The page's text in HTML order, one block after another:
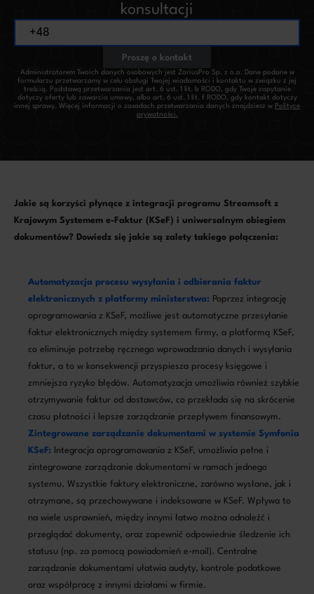
konsultacji
Proszę o kontakt
Administratorem Twoich danych osobowych jest ZoriusPro Sp. z o.o. Dane podane w
formularzu przetwarzamy w celu obsługi Twojej wiadomości i kontaktu w związku z jej
treścią. Podstawą przetwarzania jest art. 6 ust. 1 lit. b RODO, gdy Twoje zapytanie
dotyczy oferty lub zawarcia umowy, albo art. 6 ust. 1 lit. f RODO, gdy kontakt dotyczy
innej sprawy. Więcej informacji o zasadach przetwarzania danych znajdziesz w Polityce
prywatności.
Jakie są korzyści płynące z integracji programu Streamsoft z
Krajowym Systemem e-Faktur (KSeF) i uniwersalnym obiegiem
dokumentów? Dowiedz się jakie są zalety takiego połączenia:
Automatyzacja procesu wysyłania i odbierania faktur
elektronicznych z platformy ministerstwa: Poprzez integrację
oprogramowania z KSeF, możliwe jest automatyczne przesyłanie
faktur elektronicznych między systemem firmy, a platformą KSeF,
co eliminuje potrzebę ręcznego wprowadzania danych i wysyłania
faktur, a to w konsekwencji przyspiesza procesy księgowe i
zmniejsza ryzyko błędów. Automatyzacja umożliwia również szybkie
otrzymywanie faktur od dostawców, co przekłada się na skrócenie
czasu płatności i lepsze zarządzanie przepływem finansowym.
Zintegrowane zarządzanie dokumentami w systemie Symfonia
KSeF: Integracja oprogramowania z KSeF, umożliwia pełne i
zintegrowane zarządzanie dokumentami w ramach jednego
systemu. Wszystkie faktury elektroniczne, zarówno wysłane, jak i
otrzymane, są przechowywane i indeksowane w KSeF. Wpływa to
na wiele usprawnień, między innymi łatwo można odnaleźć i
przeglądać dokumenty, oraz zapewnić odpowiednie śledzenie ich
statusu (np. za pomocą powiadomień e-mail). Centralne
zarządzanie dokumentami ułatwia audyty, kontrole podatkowe
oraz współpracę z innymi działami w firmie.